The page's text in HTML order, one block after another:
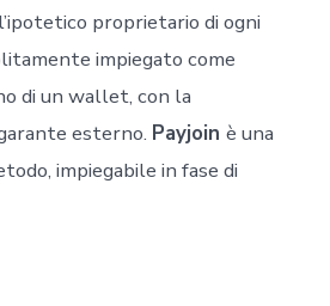
proprietario di ogni
impiegato come
di un wallet, con la
esterno. Payjoin è una
impiegabile in fase di